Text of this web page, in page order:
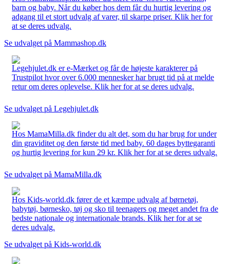
barn og baby. Når du køber hos dem får du hurtig levering og
adgang til et stort udvalg af varer, til skarpe priser. Klik her for
at se deres udvalg.
Se udvalget på Mammashop.dk
Legehjulet.dk er e-Mærket og får de højeste karakterer på
Trustpilot hvor over 6.000 mennesker har brugt tid på at melde
retur om deres oplevelse. Klik her for at se deres udvalg.
Se udvalget på Legehjulet.dk
Hos MamaMilla.dk finder du alt det, som du har brug for under
din graviditet og den første tid med baby. 60 dages byttegaranti
og hurtig levering for kun 29 kr. Klik her for at se deres udvalg.
Se udvalget på MamaMilla.dk
Hos Kids-world.dk fører de et kæmpe udvalg af børnetøj,
babytøj, børnesko, tøj og sko til teenagers og meget andet fra de
bedste nationale og internationale brands. Klik her for at se
deres udvalg.
Se udvalget på Kids-world.dk